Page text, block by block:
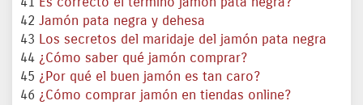
42 Jamón pata negra y dehesa
43 Los secretos del maridaje del jamón pata negra
44 ¿Cómo saber qué jamón comprar?
45 ¿Por qué el buen jamón es tan caro?
46 ¿Cómo comprar jamón en tiendas online?